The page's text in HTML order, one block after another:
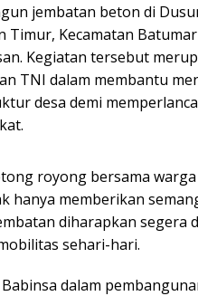
jembatan beton di
Timur, Kecamatan
Kegiatan tersebut
TNI dalam membantu
desa demi
royong bersama
hanya memberikan
diharapkan segera
sehari-hari.
dalam